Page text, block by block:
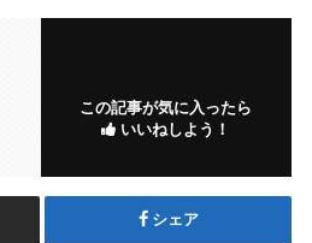
この記事が気に入ったら
いいねしよう！
シェア